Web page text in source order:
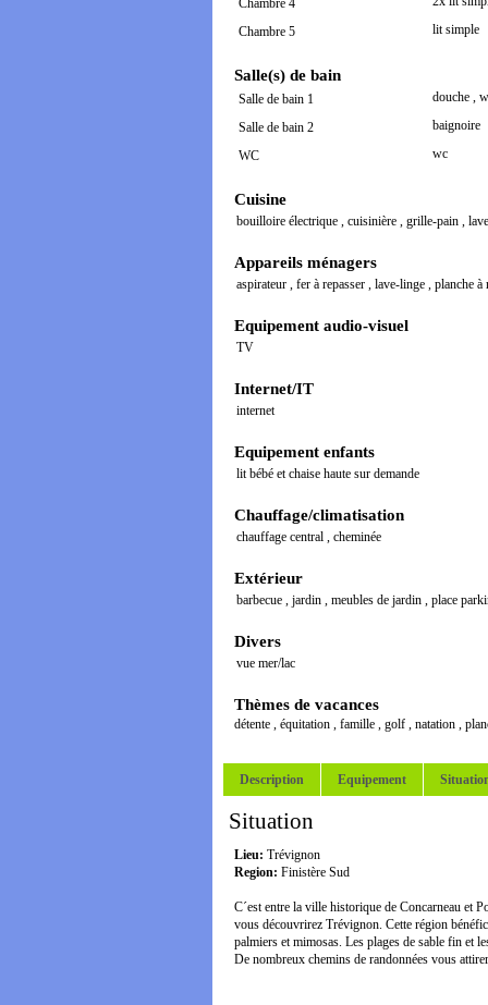
Chambre 4
lit simple
Chambre 5
Salle(s) de bain
douche ,
Salle de bain 1
baignoire
Salle de bain 2
wc
WC
Cuisine
bouilloire électrique , cuisinière , grille-pain ,
Appareils ménagers
aspirateur , fer à repasser , lave-linge , planche à
Equipement audio-visuel
TV
Internet/IT
internet
Equipement enfants
lit bébé et chaise haute sur demande
Chauffage/climatisation
chauffage central , cheminée
Extérieur
barbecue , jardin , meubles de jardin , place
Divers
vue mer/lac
Thèmes de vacances
détente , équitation , famille , golf , natation ,
Description Equipement
Situation
Lieu: Trévignon
Region: Finistère Sud
C´est entre la ville historique de Concarneau et
vous découvrirez Trévignon. Cette région
palmiers et mimosas. Les plages de sable fin et
De nombreux chemins de randonnées vous